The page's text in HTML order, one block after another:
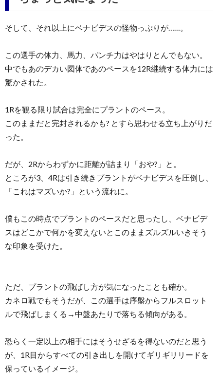
そして、それ以上にベナビデスの怪物っぷりが……。
この選手の体力、馬力、パンチ力はやはりとんでもない。
中でもあのデカい図体であのペースを12R継続する体力には
驚かされた。
1Rを観る限り試合は完全にプラントのペース。
このままだと完封されるかも? とすら思わせる立ち上がりだ
った。
だが、2Rからわずかに距離が詰まり「おや?」と。
ところが3、4Rは引き続きプラントがベナビデスを圧倒し、
「これはマズいか?」という流れに。
僕もこの時点でプラントのペースだと思ったし、ベナビデ
スはどこかで何かを変えないとこのままズルズルいきそう
な印象を受けた。
ただ、プラントの飛ばし方が気になったことも確か。
カネロ戦でもそうだが、この選手は序盤からフルスロット
ルで飛ばしまくる→中盤あたりで落ちる傾向がある。
恐らく一定以上の相手にはそうせざるを得ないのだと思う
が、1R目からすべての引き出しを開けてギリギリリードを
保っているイメージ。